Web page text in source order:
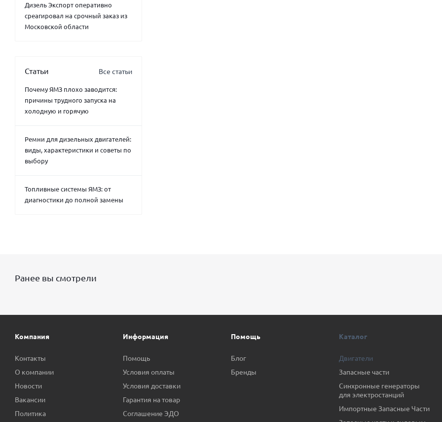
Дизель Экспорт оперативно
среагировал на срочный заказ из
Московской области
Статьи Все статьи
Почему ЯМЗ плохо заводится:
причины трудного запуска на
холодную и горячую
Ремни для дизельных двигателей:
виды, характеристики и советы по
выбору
Топливные системы ЯМЗ: от
диагностики до полной замены
Ранее вы смотрели
Компания
Контакты
О компании
Новости
Вакансии
Политика
Информация
Помощь
Условия оплаты
Условия доставки
Гарантия на товар
Соглашение ЭДО
Помощь
Блог
Бренды
Каталог
Двигатели
Запасные части
Синхронные генераторы
для электростанций
Импортные Запасные Части